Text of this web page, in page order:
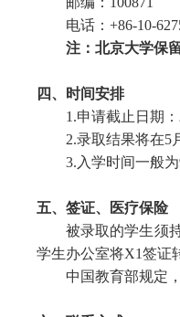
电话：+86-10-
注：北京大学保
四、
时间安排
1.申请截止日期：
2.录取结果将在5
3.入学时间一般
五、 签证、医疗保险
被录取的学生须
学生办公室将X1签证
中国教育部规定